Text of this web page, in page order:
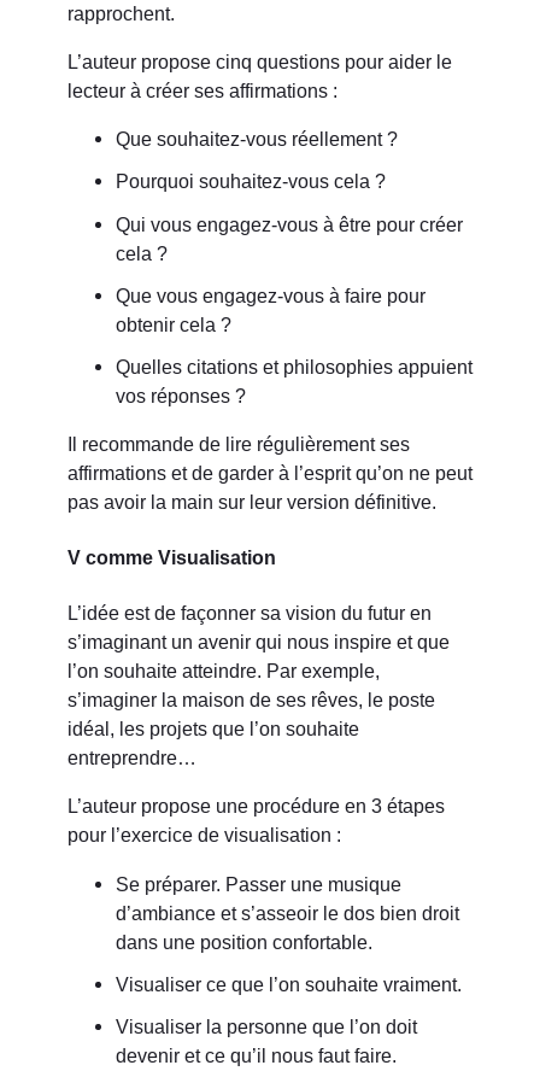
rapprochent.
L’auteur propose cinq questions pour aider le
lecteur à créer ses affirmations :
Que souhaitez-vous réellement ?
Pourquoi souhaitez-vous cela ?
Qui vous engagez-vous à être pour créer
cela ?
Que vous engagez-vous à faire pour
obtenir cela ?
Quelles citations et philosophies appuient
vos réponses ?
Il recommande de lire régulièrement ses
affirmations et de garder à l’esprit qu’on ne peut
pas avoir la main sur leur version définitive.
V comme Visualisation
L’idée est de façonner sa vision du futur en
s’imaginant un avenir qui nous inspire et que
l’on souhaite atteindre. Par exemple,
s’imaginer la maison de ses rêves, le poste
idéal, les projets que l’on souhaite
entreprendre…
L’auteur propose une procédure en 3 étapes
pour l’exercice de visualisation :
Se préparer. Passer une musique
d’ambiance et s’asseoir le dos bien droit
dans une position confortable.
Visualiser ce que l’on souhaite vraiment.
Visualiser la personne que l’on doit
devenir et ce qu’il nous faut faire.